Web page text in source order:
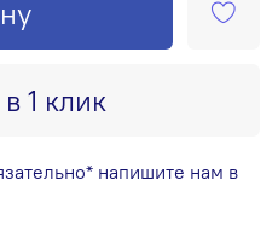
1 клик
напишите нам в